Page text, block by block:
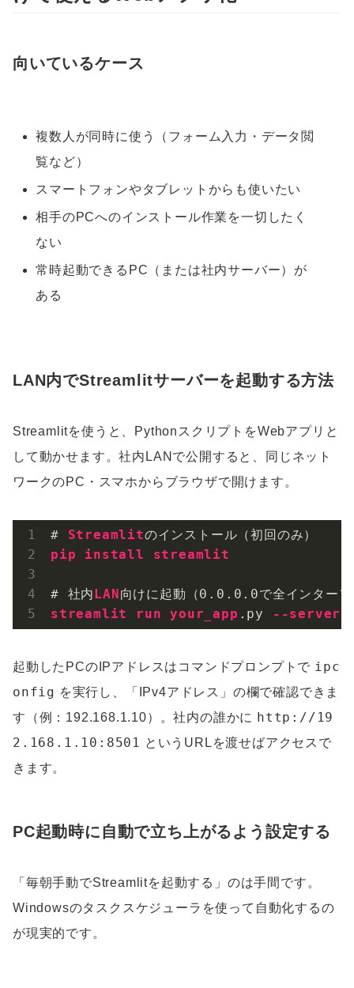
向いているケース
複数人が同時に使う（フォーム入力・データ閲
覧など）
スマートフォンやタブレットからも使いたい
相手のPCへのインストール作業を一切したく
ない
常時起動できるPC（または社内サーバー）が
ある
LAN内でStreamlitサーバーを起動する方法
Streamlitを使うと、PythonスクリプトをWebアプリと
して動かせます。社内LANで公開すると、同じネット
ワークのPC・スマホからブラウザで開けます。
# Streamlit
pip
install streamlit
# 社内 LAN 向けに起動（0 .0 .0 .0
streamlit
run your_app .py --server
起動したPCのIPアドレスはコマンドプロンプトで ipc
onfig を実行し、「IPv4アドレス」の欄で確認できま
す（例：192.168.1.10）。社内の誰かに http://19
2.168.1.10:8501 というURLを渡せばアクセスで
きます。
PC起動時に自動で立ち上がるよう設定する
「毎朝手動でStreamlitを起動する」のは手間です。
Windowsのタスクスケジューラを使って自動化するの
が現実的です。